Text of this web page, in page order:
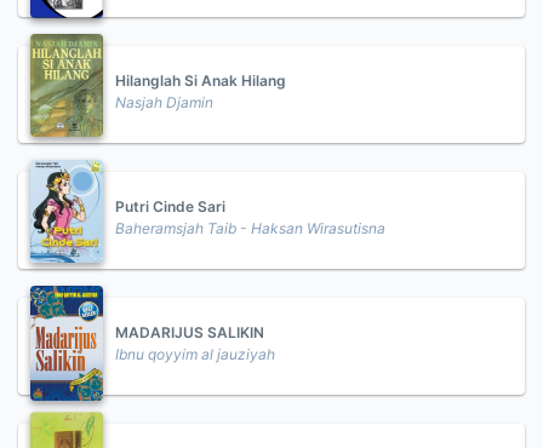
Hilanglah Si Anak Hilang
Nasjah Djamin
Putri Cinde Sari
Baheramsjah Taib - Haksan Wirasutisna
MADARIJUS SALIKIN
Ibnu qoyyim al jauziyah